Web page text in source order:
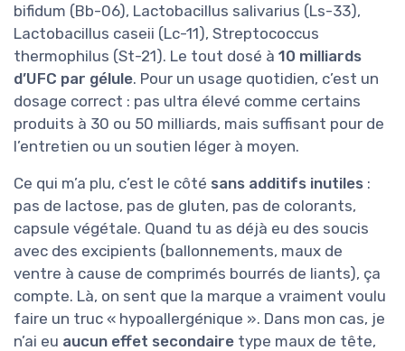
bifidum (Bb-06), Lactobacillus salivarius (Ls-33),
Lactobacillus caseii (Lc-11), Streptococcus
thermophilus (St-21). Le tout dosé à 10 milliards
d’UFC par gélule. Pour un usage quotidien, c’est un
dosage correct : pas ultra élevé comme certains
produits à 30 ou 50 milliards, mais suffisant pour de
l’entretien ou un soutien léger à moyen.
Ce qui m’a plu, c’est le côté sans additifs inutiles :
pas de lactose, pas de gluten, pas de colorants,
capsule végétale. Quand tu as déjà eu des soucis
avec des excipients (ballonnements, maux de
ventre à cause de comprimés bourrés de liants), ça
compte. Là, on sent que la marque a vraiment voulu
faire un truc « hypoallergénique ». Dans mon cas, je
n’ai eu aucun effet secondaire type maux de tête,